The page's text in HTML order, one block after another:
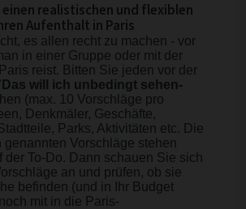
einen realistischen und flexiblen
Aufenthalt in Paris
es allen recht zu machen - vor
in einer Gruppe oder mit der
reist. Bitten Sie jeden vor der
Das will ich unbedingt sehen-
(max. 10 Vorschläge pro
Denkmäler, Geschäfte,
Parks, Aktivitäten etc. Die
genannten Vorschläge stehen
der To-Do. Dann schauen Sie sich
an und prüfen, ob sie
befinden (und in Ihr Budget
mit in die Paris-